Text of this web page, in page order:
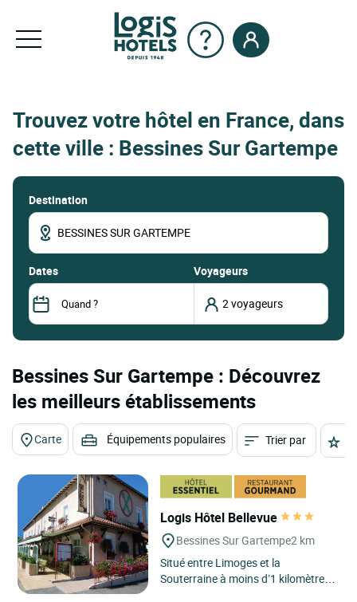
Trouvez votre hôtel en France, dans
cette ville : Bessines Sur Gartempe
Destination
dates Voyageurs
Bessines Sur Gartempe : Découvrez
les meilleurs établissements
Carte Équipements populaires Trier par
Logis Hôtel Bellevue
Bessines Sur Gartempe2 km
Situé entre Limoges et la
Souterraine à moins d’1 kilomètre